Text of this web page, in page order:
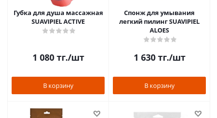
Губка для душа массажная
SUAVIPIEL ACTIVE
1 080тг./шт
В корзину
Спонж для умывания
легкий пилинг SUAVIPIEL
ALOES
1 630тг./шт
В корзину